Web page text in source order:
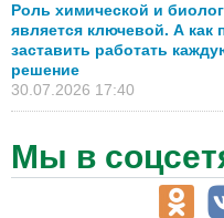
Роль химической и
является ключевой. А
заставить работать
решение
30.07.2026 17:40
Мы в